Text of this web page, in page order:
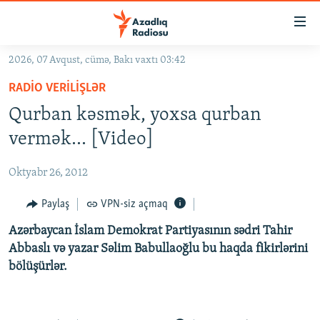
Əsas
qayıt
Əsas
naviqasiyaya
qayıt
Axtarışa
GÜNDƏM
#İZAHLA
KORRUPSIOMETR
FƏRQƏ BAX
QANUNI DOĞRU
ARAŞDIRMA
MULTIMEDIA
2026, 07 Avqust, cümə, Bakı vaxtı 03:42
RADIO VERILIŞLƏR
Qurban kəsmək, yoxsa qurban
vermək… [Video]
Oktyabr 26, 2012
Paylaş VPN-siz açmaq
Azərbaycan İslam Demokrat Partiyasının sədri Tahir
Abbaslı və yazar Səlim Babullaoğlu bu haqda fikirlərini
bölüşürlər.